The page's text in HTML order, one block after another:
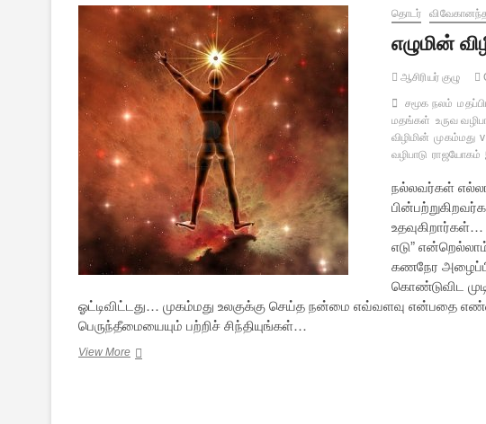
தொடர்
எழுமின்
ஆசிரியர் குழு
சமூக நலம்
மதங்கள் உருவ
விழிமின் முகம்மது
வழிபாடு ராஜயோகம்
நல்லவர்கள்
எடு”
கணநேர
கொண்டுவிட
ஓட்டிவிட்டது… முகம்மது உலகுக்கு செய்த நன்மை எவ்வளவு என்பதை
பெருந்தீமையையும் பற்றிச் சிந்தியுங்கள்…
View Moreஎழுமின்